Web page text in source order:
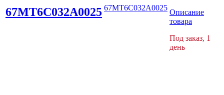
67MT6C032A0025 67MT6C032A0025
Описание
товара
Под заказ, 1
день